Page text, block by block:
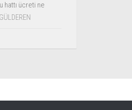
hattı ücreti ne